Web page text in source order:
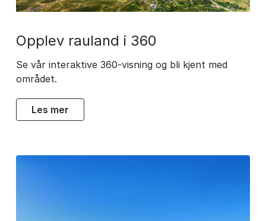
opplev rauland i 360
Se vår interaktive 360-visning og bli kjent med
området.
les mer